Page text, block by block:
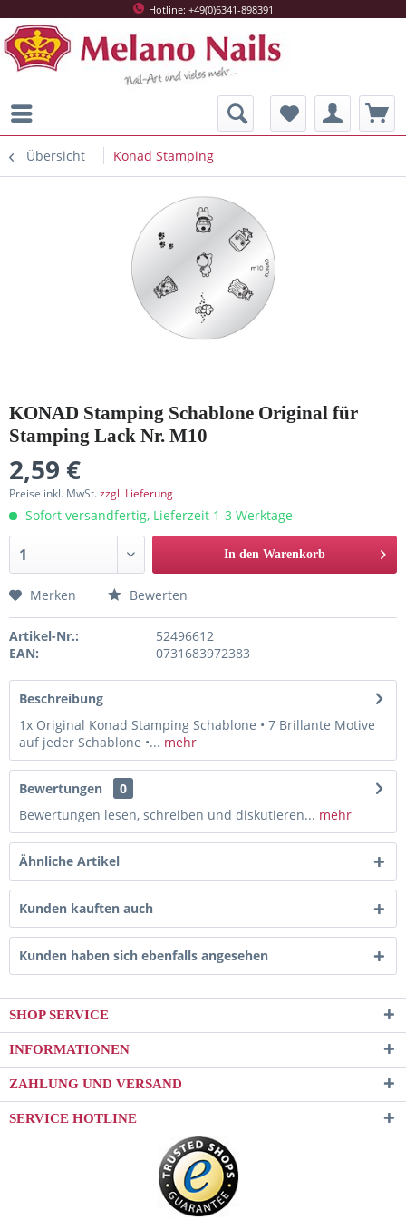
Hotline: +49(0)6341-898391
Übersicht Konad Stamping
KONAD Stamping Schablone Original für
Stamping Lack Nr. M10
2,59 €
Preise inkl. MwSt.zzgl. Lieferung
Sofort versandfertig, Lieferzeit 1-3 Werktage
In den Warenkorb
Merken Bewerten
Artikel-Nr.:
52496612
EAN:
0731683972383
Beschreibung
1x Original Konad Stamping Schablone • 7 Brillante Motive
auf jeder Schablone •... mehr
Bewertungen
0
Bewertungen lesen, schreiben und diskutieren... mehr
Ähnliche Artikel
Kunden kauften auch
Kunden haben sich ebenfalls angesehen
SHOP SERVICE
INFORMATIONEN
ZAHLUNG UND VERSAND
SERVICE HOTLINE